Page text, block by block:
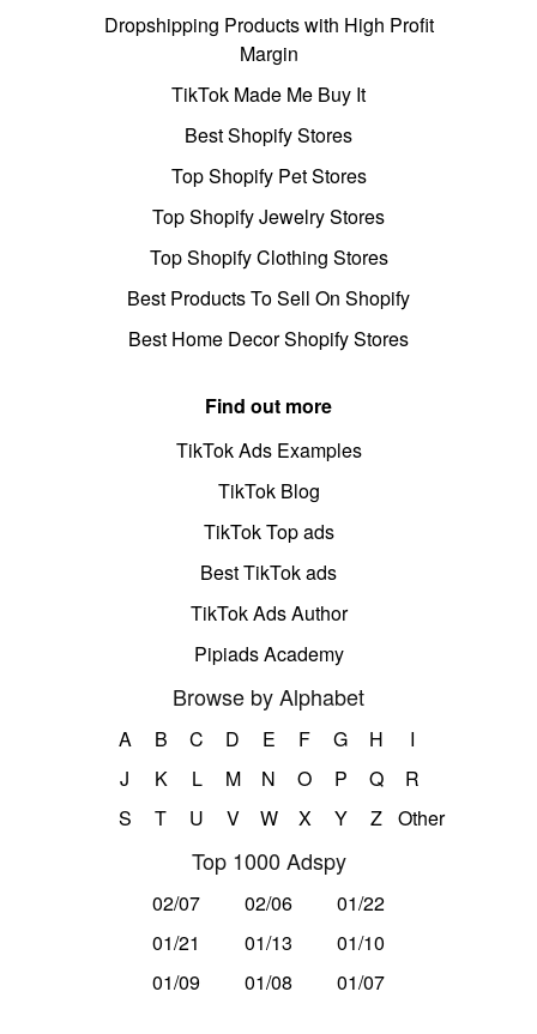
Dropshipping Products with High Profit
Margin
TikTok Made Me Buy It
Best Shopify Stores
Top Shopify Pet Stores
Top Shopify Jewelry Stores
Top Shopify Clothing Stores
Best Products To Sell On Shopify
Best Home Decor Shopify Stores
Find out more
TikTok Ads Examples
TikTok Blog
TikTok Top ads
Best TikTok ads
TikTok Ads Author
Pipiads Academy
Browse by Alphabet
A B C D E F G H
I
J
K L M N O P Q
R
S
T U V W X Y Z Other
Top 1000 Adspy
02/07 02/06
01/22
01/21
01/13
01/10
01/09
01/08 01/07